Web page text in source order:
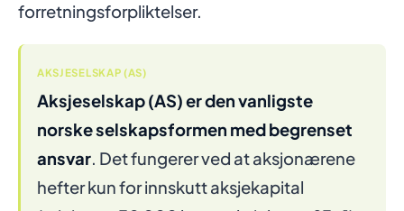
forretningsforpliktelser.
AKSJESELSKAP (AS)
Aksjeselskap (AS) er den vanligste
norske selskapsformen med begrenset
ansvar. Det fungerer ved at aksjonærene
hefter kun for innskutt aksjekapital